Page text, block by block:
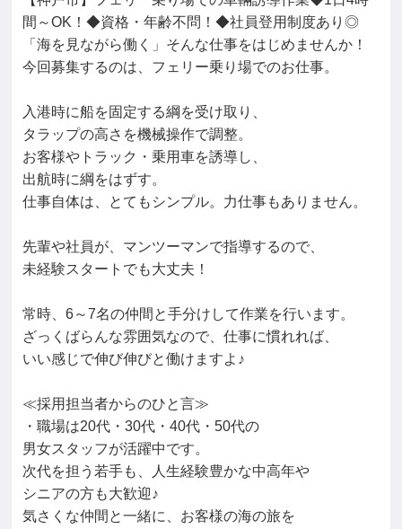
間～OK！◆資格・年齢不問！◆社員登用制度あり◎
「海を見ながら働く」そんな仕事をはじめませんか！
今回募集するのは、フェリー乗り場でのお仕事。
入港時に船を固定する綱を受け取り、
タラップの高さを機械操作で調整。
お客様やトラック・乗用車を誘導し、
出航時に綱をはずす。
仕事自体は、とてもシンプル。力仕事もありません。
先輩や社員が、マンツーマンで指導するので、
未経験スタートでも大丈夫！
常時、6～7名の仲間と手分けして作業を行います。
ざっくばらんな雰囲気なので、仕事に慣れれば、
いい感じで伸び伸びと働けますよ♪
≪採用担当者からのひと言≫
・職場は20代・30代・40代・50代の
男女スタッフが活躍中です。
次代を担う若手も、人生経験豊かな中高年や
シニアの方も大歓迎♪
気さくな仲間と一緒に、お客様の海の旅を